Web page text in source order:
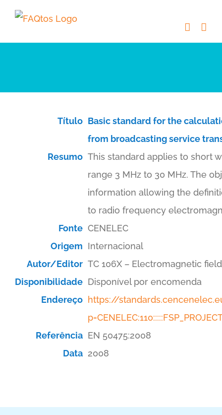
Skip
content
Título Basic standard for the
from broadcasting service
Resumo This standard applies to short
range 3 MHz to 30 MHz. The
information allowing the
to radio frequency
Fonte CENELEC
Origem Internacional
Autor/Editor TC 106X – Electromagnetic
Disponibilidade Disponível por encomenda
Endereço https://
Referência EN 50475:2008
Data 2008